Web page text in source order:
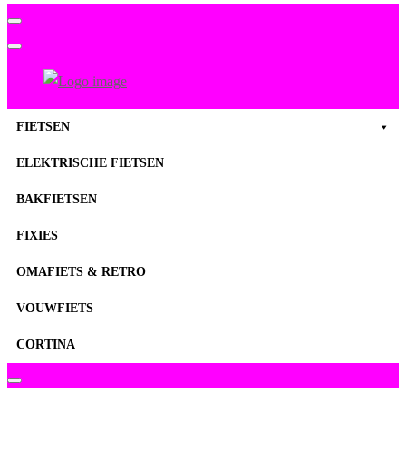
FietsenMagazijn
Primary
FIETSEN
ELEKTRISCHE FIETSEN
BAKFIETSEN
FIXIES
OMAFIETS & RETRO
VOUWFIETS
CORTINA